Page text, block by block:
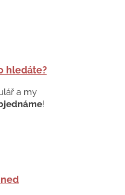
hledáte?
a my
!